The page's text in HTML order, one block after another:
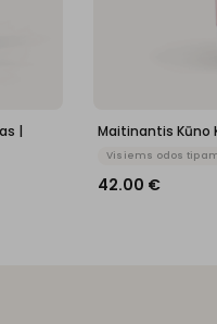
|
Maitinantis Kūno
Visiems odos
42.00 €